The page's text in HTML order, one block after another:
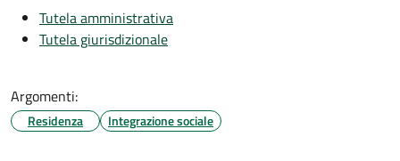
Tutela amministrativa
Tutela giurisdizionale
Argomenti:
Residenza Integrazione sociale